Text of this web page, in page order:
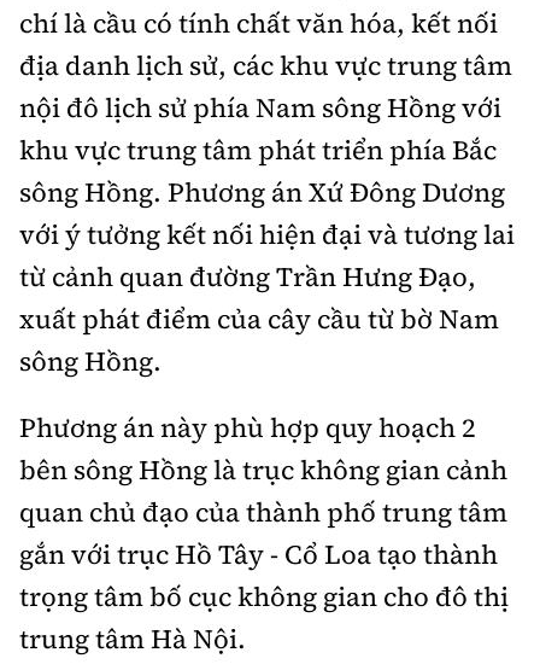
chí là cầu có tính chất văn hóa, kết nối
địa danh lịch sử, các khu vực trung tâm
nội đô lịch sử phía Nam sông Hồng với
khu vực trung tâm phát triển phía Bắc
sông Hồng. Phương án Xứ Đông Dương
với ý tưởng kết nối hiện đại và tương lai
từ cảnh quan đường Trần Hưng Đạo,
xuất phát điểm của cây cầu từ bờ Nam
sông Hồng.
Phương án này phù hợp quy hoạch 2
bên sông Hồng là trục không gian cảnh
quan chủ đạo của thành phố trung tâm
gắn với trục Hồ Tây - Cổ Loa tạo thành
trọng tâm bố cục không gian cho đô thị
trung tâm Hà Nội.